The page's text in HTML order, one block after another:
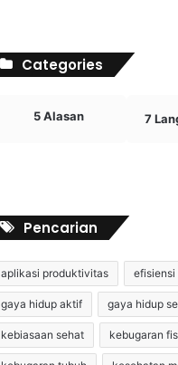
Categories
5 Alasan 7
Pencarian
aplikasi produktivitas efisiensi
gaya hidup aktif gaya hidup
kebiasaan sehat kebugaran